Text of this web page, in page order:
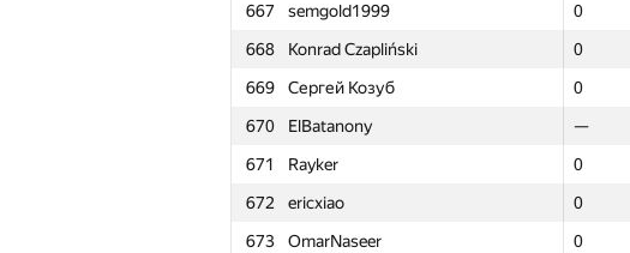
667
semgold1999 0
668
Konrad Czapliński 0
669
Сергей Козуб 0
670
ElBatanony —
671
Rayker 0
672
ericxiao 0
673
OmarNaseer 0
1
GP30